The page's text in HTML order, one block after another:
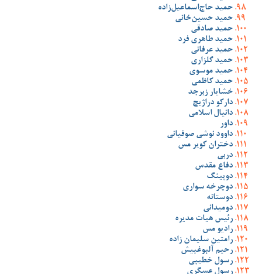
حمید حاج‌اسماعیل‌زاده
حمید حسین‌خانی
حمید صادقی
حمید طاهری فرد
حمید عرفانی
حمید گلزاری
حمید موسوی
حمید کاظمی
خشایار زبرجد
دارکو دراژیچ
دانیال اسلامی
داور
داوود نوشی صوفیانی
دختران کویر مس
دربی
دفاع مقدس
دوپینگ
دوچرخه سواری
دوستانه
دومیدانی
رئیس هیات مدیره
رادیو مس
رامتین سلیمان زاده
رحیم آلبوغبیش
رسول خطیبی
رسول عسگری